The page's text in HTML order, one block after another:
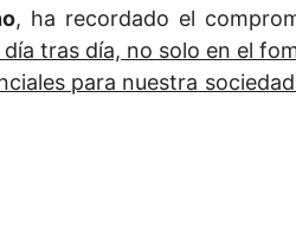
, ha recordado el
tras día, no solo en el
para nuestra